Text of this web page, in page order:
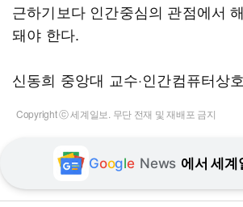
근하기보다 인간중심의 관점에서
돼야 한다.
신동희 중앙대 교수·인간컴퓨터상
Copyright ⓒ 세계일보. 무단 전재 및 재배포 금지
Google News 에서 세계